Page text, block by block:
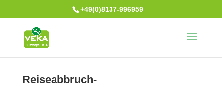
+49(0)8137-996959
Reiseabbruch-